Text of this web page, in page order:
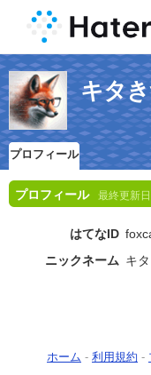
キタ
プロフィール
プロフィール 最終更新
はてなID
ニックネーム キ
ホーム - 利用規約 -